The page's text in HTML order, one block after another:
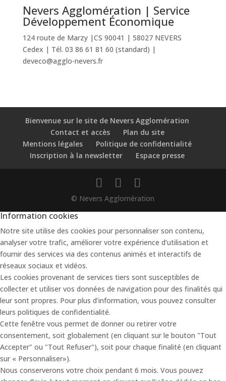
Nevers Agglomération | Service
Développement Économique
124 route de Marzy |CS 90041 | 58027 NEVERS
Cedex | Tél. 03 86 61 81 60 (standard) |
deveco@agglo-nevers.fr
Bienvenue sur le site de Nevers Agglomération
Contact et accès
Plan du site
Mentions légales
Politique de confidentialité
Inscription à la newsletter
Espace presse
© Nevers Agglomération
Information cookies
Notre site utilise des cookies pour personnaliser son contenu,
analyser votre trafic, améliorer votre expérience d’utilisation et
fournir des services via des contenus animés et interactifs de
réseaux sociaux et vidéos.
Les cookies provenant de services tiers sont susceptibles de
collecter et utiliser vos données de navigation pour des finalités qui
leur sont propres. Pour plus d’information, vous pouvez consulter
leurs politiques de confidentialité.
Cette fenêtre vous permet de donner ou retirer votre
consentement, soit globalement (en cliquant sur le bouton "Tout
Accepter" ou "Tout Refuser"), soit pour chaque finalité (en cliquant
sur « Personnaliser»).
Nous conserverons votre choix pendant 6 mois. Vous pouvez